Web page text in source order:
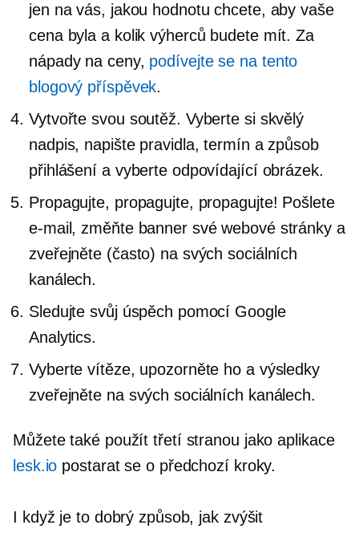
jen na vás, jakou hodnotu chcete, aby vaše
cena byla a kolik výherců budete mít. Za
nápady na ceny, podívejte se na tento
blogový příspěvek.
Vytvořte svou soutěž. Vyberte si skvělý
nadpis, napište pravidla, termín a způsob
přihlášení a vyberte odpovídající obrázek.
Propagujte, propagujte, propagujte! Pošlete
e-mail, změňte banner své webové stránky a
zveřejněte (často) na svých sociálních
kanálech.
Sledujte svůj úspěch pomocí Google
Analytics.
Vyberte vítěze, upozorněte ho a výsledky
zveřejněte na svých sociálních kanálech.
Můžete také použíttřetí stranou jako aplikace
lesk.io postarat se o předchozí kroky.
I když je to dobrý způsob, jak zvýšit